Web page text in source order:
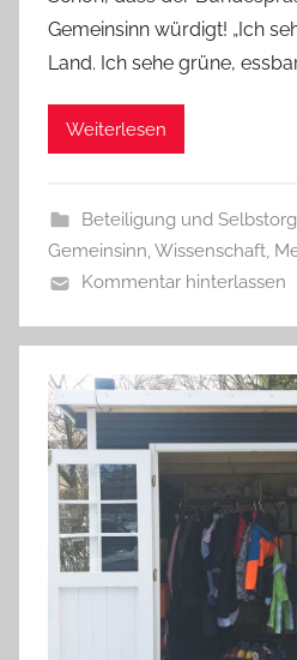
Gemeinsinn würdigt! „Ich
Land. Ich sehe grüne,
Weiterlesen
Beteiligung und
Gemeinsinn,Wissenschaft,
Kommentar hinterlassen